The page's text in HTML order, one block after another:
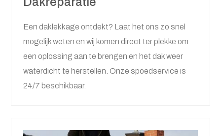
Een daklekkage ontdekt? Laat het ons zo snel
mogelijk weten en wij komen direct ter plekke om
een oplossing aan te brengen en het dak weer
waterdicht te herstellen. Onze spoedservice is
24/7 beschikbaar.